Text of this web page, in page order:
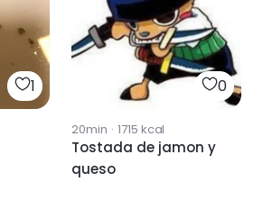
1 0
20min · 1715 kcal
Tostada de jamon y
queso